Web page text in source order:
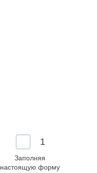
1
Заполняя
настоящую форму